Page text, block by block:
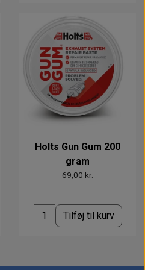
Holts Gun Gum 200
gram
69,00 kr.
Tilføj til kurv